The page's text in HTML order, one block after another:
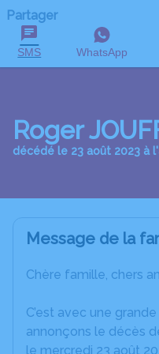
Partager
SMS WhatsApp
Roger
décédé le 23 août 2023 à
Message de la
Chère famille, chers
C’est avec une
annonçons le décès
le mercredi 23 août